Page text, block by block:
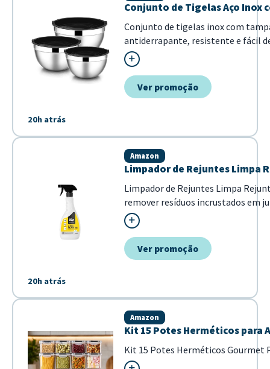
20h atrás
Conjunto de Tigelas Aço Inox
Conjunto de tigelas inox com
antiderrapante, resistente e fácil
organizadas.
Ver promoção
20h atrás
Limpador de Rejuntes Limpa
Amazon
Limpador de Rejuntes Limpa
remover resíduos incrustados em
fragrância cítrica não só limpa
agradável após a aplicação...
Ver promoção
Kit 15 Potes Herméticos para
Amazon
Kit 15 Potes Herméticos Gourmet